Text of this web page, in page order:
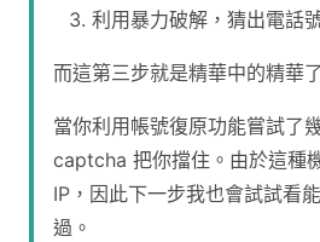
利用暴力破解，猜出電話
而這第三步就是精華中的精華
當你利用帳號復原功能嘗試了
captcha 把你擋住。由於這種
IP，因此下一步我也會試試看
過。